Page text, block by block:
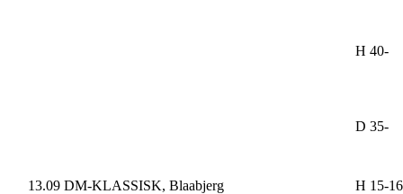
H 40-
D 35-
13.09 DM-KLASSISK, Blaabjerg
H 15-16